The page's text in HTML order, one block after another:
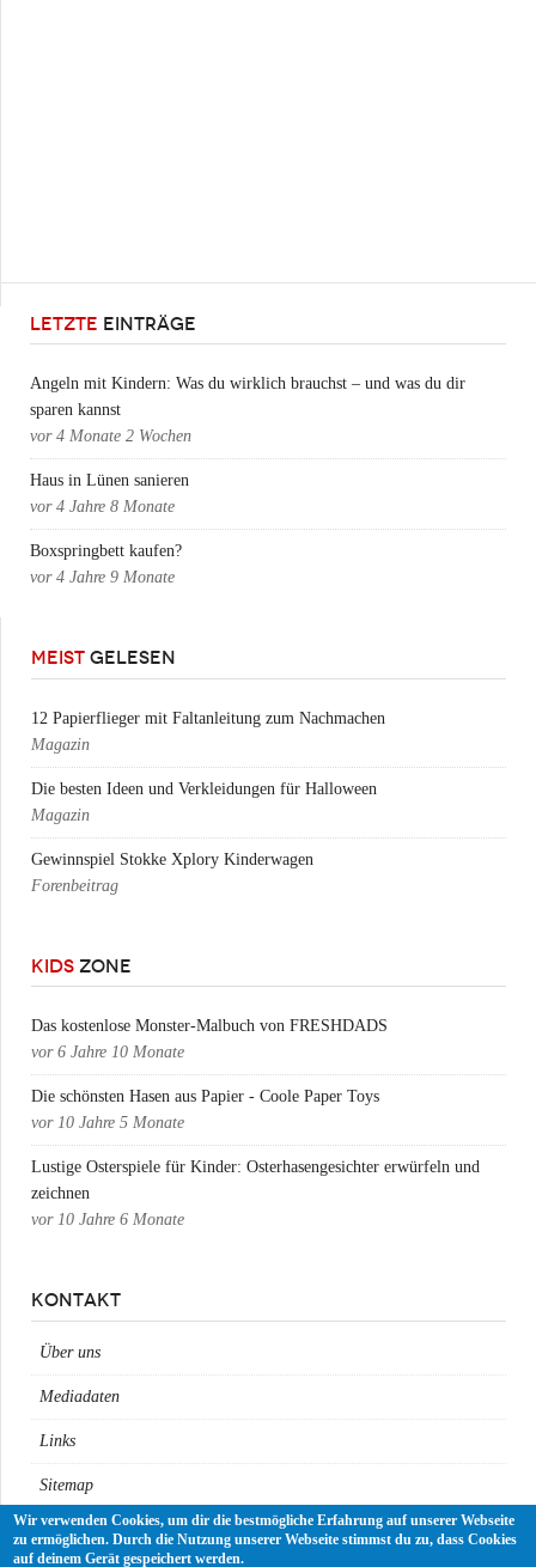
LETZTE EINTRÄGE
Angeln mit Kindern: Was du wirklich brauchst – und was du dir
sparen kannst
vor 4 Monate 2 Wochen
Haus in Lünen sanieren
vor 4 Jahre 8 Monate
Boxspringbett kaufen?
vor 4 Jahre 9 Monate
MEIST GELESEN
12 Papierflieger mit Faltanleitung zum Nachmachen
Magazin
Die besten Ideen und Verkleidungen für Halloween
Magazin
Gewinnspiel Stokke Xplory Kinderwagen
Forenbeitrag
KIDS ZONE
Das kostenlose Monster-Malbuch von FRESHDADS
vor 6 Jahre 10 Monate
Die schönsten Hasen aus Papier - Coole Paper Toys
vor 10 Jahre 5 Monate
Lustige Osterspiele für Kinder: Osterhasengesichter erwürfeln und
zeichnen
vor 10 Jahre 6 Monate
KONTAKT
Über uns
Mediadaten
Links
Sitemap
Impressum
Wir verwenden Cookies, um dir die bestmögliche Erfahrung auf unserer Webseite
zu ermöglichen. Durch die Nutzung unserer Webseite stimmst du zu, dass Cookies
auf deinem Gerät gespeichert werden.